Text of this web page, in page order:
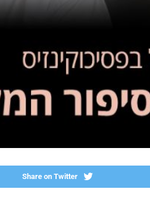
Share on Twitter